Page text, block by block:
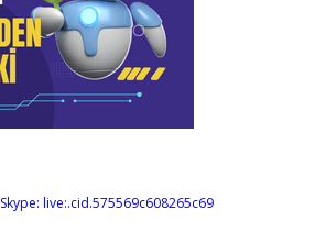
Skype: live:.cid.575569c608265c69